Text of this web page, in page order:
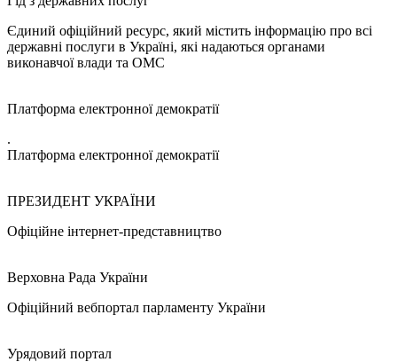
Єдиний офіційний ресурс, який містить інформацію про всі
державні послуги в Україні, які надаються органами
виконавчої влади та ОМС
Платформа електронної демократії
.
Платформа електронної демократії
ПРЕЗИДЕНТ УКРАЇНИ
Офіційне інтернет-представництво
Верховна Рада України
Офіційний вебпортал парламенту України
Урядовий портал